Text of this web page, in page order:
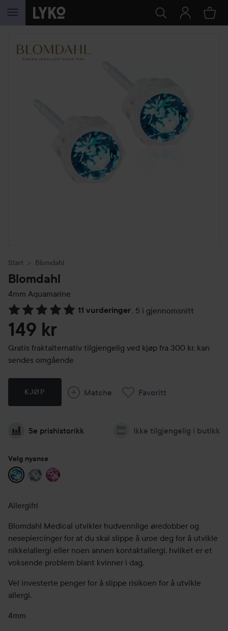
GÅ TIL INNHOLD
Start Blomdahl
Blomdahl
4mm Aquamarine
11 vurderinger, 5 i gjennomsnitt
Gå til Vurderinger & anmeldelser
149 kr
Gratis fraktalternativ tilgjengelig ved kjøp fra 300 kr, kan
sendes omgående
KJØP Matche Favoritt
Se prishistorikk Ikke tilgjengelig i butikk
Velg nyanse
Allergifri
Blomdahl Medical utvikler hudvennlige øredobber og
nesepiercinger for at du skal slippe å uroe deg for å utvikle
nikkelallergi eller noen annen kontaktallergi, hvilket er et
voksende problem blant kvinner i dag.
Vel investerte penger for å slippe risikoen for å utvikle
allergi.
4mm